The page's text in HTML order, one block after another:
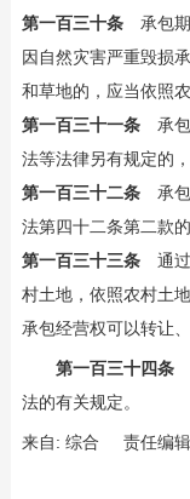
第一百三十条承包期
因自然灾害严重毁损
和草地的，应当依照
第一百三十一条承包
法等法律另有规定的，
第一百三十二条承包
法第四十二条第二款
第一百三十三条通过
村土地，依照农村土
承包经营权可以转让
第一百三十四条
法的有关规定。
来自: 综合 责任编辑